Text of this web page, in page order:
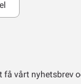
få vårt nyhetsbrev